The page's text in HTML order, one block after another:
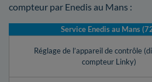
compteur par Enedis au Mans :
Service Enedis au Mans
Réglage de l’appareil de contrôle
compteur Linky)